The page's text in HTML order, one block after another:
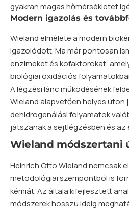
gyakran magas hőmérsékletet
Modern igazolás és
Wieland elmélete a modern
igazolódott. Ma már pontosan
enzimeket és kofaktorokat,
biológiai oxidációs
A légzési lánc működésének
Wieland alapvetően helyes úton
dehidrogenálási folyamatok
játszanak a sejtlégzésben és az
Wieland módszertani
Heinrich Otto Wieland nemcsak
metodológiai szempontból is
kémiát. Az általa kifejlesztett
módszerek hosszú ideig